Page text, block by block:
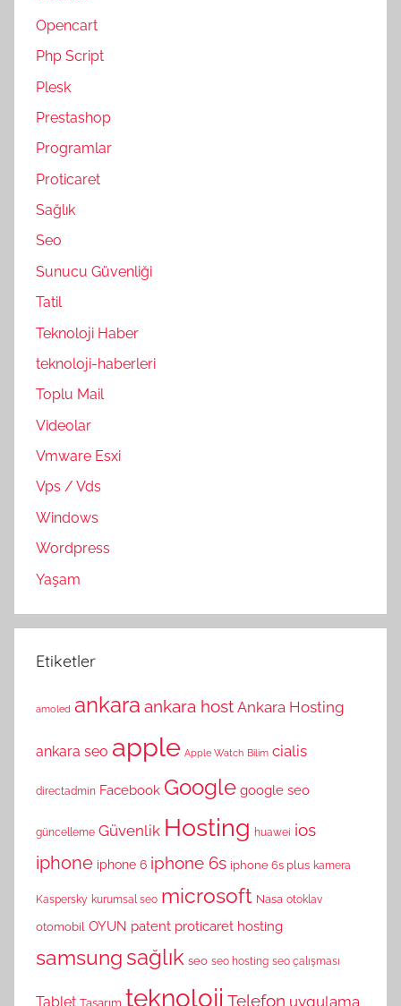
Opencart
Php Script
Plesk
Prestashop
Programlar
Proticaret
Sağlık
Seo
Sunucu Güvenliği
Tatil
Teknoloji Haber
teknoloji-haberleri
Toplu Mail
Videolar
Vmware Esxi
Vps / Vds
Windows
Wordpress
Yaşam
Etiketler
amoled ankara ankara host Ankara Hosting
ankara seo apple Apple Watch Bilim cialis
directadmin Facebook Google google seo
güncelleme Güvenlik Hosting huawei ios
iphone iphone 6 iphone 6s iphone 6s plus kamera
Kaspersky kurumsal seo microsoft Nasa otoklav
otomobil OYUN patent proticaret hosting
samsung sağlık seo seo hosting seo çalışması
Tablet Tasarım teknoloji Telefon uygulama